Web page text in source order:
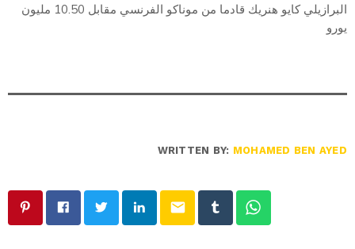
البرازيلي كايو هنريك قادما من موناكو الفرنسي مقابل 10.50 مليون
يورو
WRITTEN BY: MOHAMED BEN AYED
email